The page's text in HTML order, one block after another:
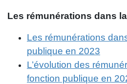
Les rémunérations dans
Les rémunérations
publique en 2023
L’évolution des
fonction publique en